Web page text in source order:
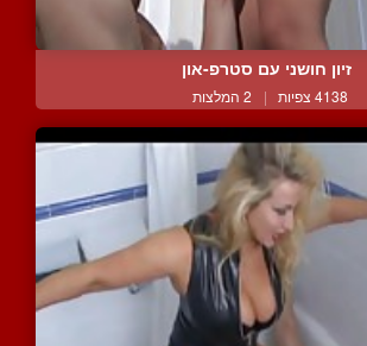
זיון חושני עם סטרפ-און
4138 צפיות | 2 המלצות